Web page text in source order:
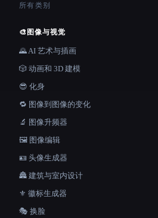
所有类别
🎨 图像与视觉
🌄 AI 艺术与插画
🎲 动画和 3D 建模
😎 化身
🔁 图像到图像的变化
🔬 图像升频器
🖼️ 图像编辑
🪪 头像生成器
🏯 建筑与室内设计
⚜️ 徽标生成器
🎭 换脸